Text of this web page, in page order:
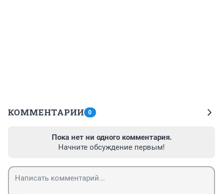
КОММЕНТАРИИ 0
Пока нет ни одного комментария.
Начните обсуждение первым!